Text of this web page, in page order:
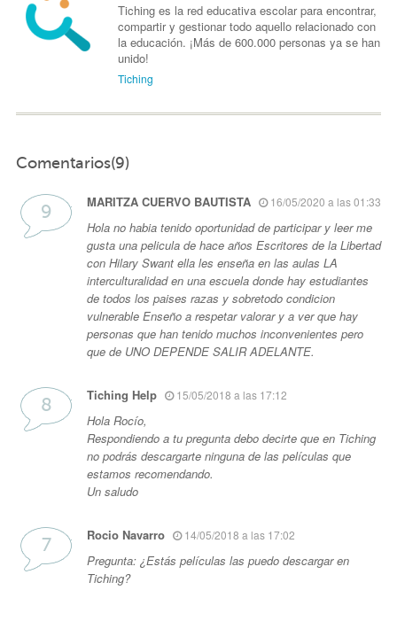
Tiching es la red educativa escolar para encontrar,
compartir y gestionar todo aquello relacionado con
la educación. ¡Más de 600.000 personas ya se han
unido!
Tiching
Comentarios(9)
MARITZA CUERVO BAUTISTA 16/05/2020 a las 01:33
Hola no habia tenido oportunidad de participar y leer me
gusta una pelicula de hace años Escritores de la Libertad
con Hilary Swant ella les enseña en las aulas LA
interculturalidad en una escuela donde hay estudiantes
de todos los paises razas y sobretodo condicion
vulnerable Enseño a respetar valorar y a ver que hay
personas que han tenido muchos inconvenientes pero
que de UNO DEPENDE SALIR ADELANTE.
Tiching Help 15/05/2018 a las 17:12
Hola Rocío,
Respondiendo a tu pregunta debo decirte que en Tiching
no podrás descargarte ninguna de las películas que
estamos recomendando.
Un saludo
Rocio Navarro 14/05/2018 a las 17:02
Pregunta: ¿Estás películas las puedo descargar en
Tiching?